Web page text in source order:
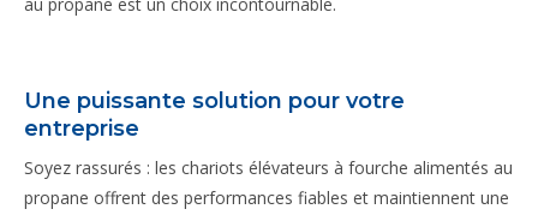
Une puissante solution pour votre
entreprise
Soyez rassurés : les chariots élévateurs à fourche alimentés au
propane offrent des performances fiables et maintiennent une